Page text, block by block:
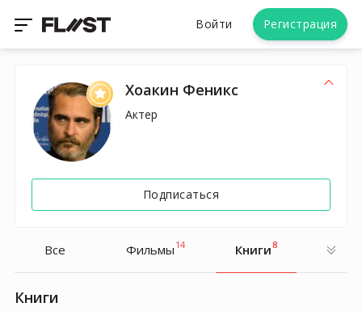
Войти Регистрация
Хоакин Феникс
Актер
Подписаться
Все Фильмы 14 Книги8
Книги